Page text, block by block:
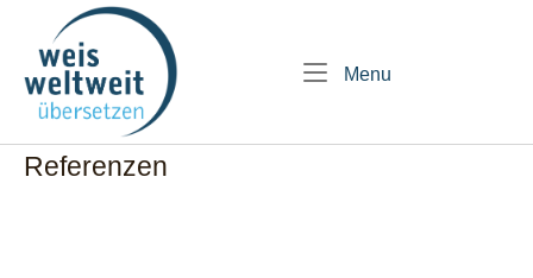
content
Menu
Referenzen